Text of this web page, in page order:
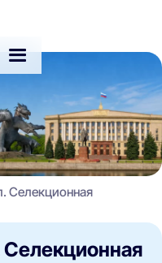
Селекционная
Селекционная